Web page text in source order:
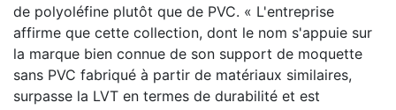
de polyoléfine plutôt que de PVC. « L'entreprise
affirme que cette collection, dont le nom s'appuie sur
la marque bien connue de son support de moquette
sans PVC fabriqué à partir de matériaux similaires,
surpasse la LVT en termes de durabilité et est